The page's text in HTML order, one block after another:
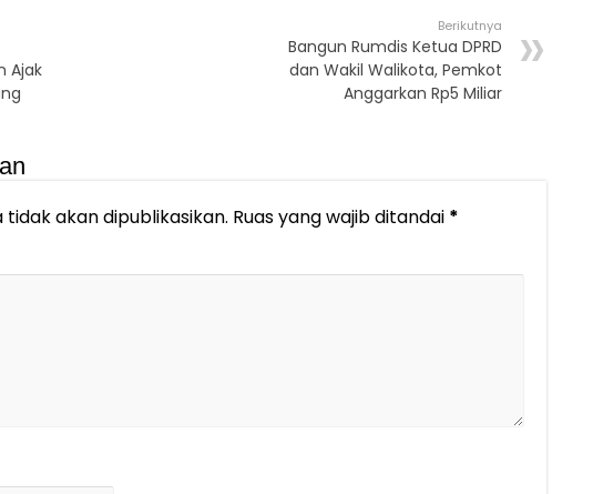
Ajak
Berikutnya
Bangun Rumdis Ketua DPRD
dan Wakil Walikota, Pemkot
Anggarkan Rp5 Miliar
akan dipublikasikan. Ruas yang wajib ditandai *